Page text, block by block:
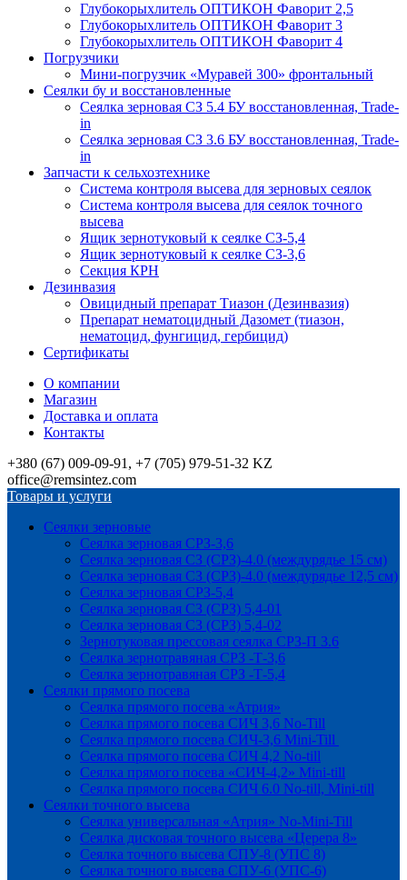
Глубокорыхлитель ОПТИКОН Фаворит 2,5
Глубокорыхлитель ОПТИКОН Фаворит 3
Глубокорыхлитель ОПТИКОН Фаворит 4
Погрузчики
Мини-погрузчик «Муравей 300» фронтальный
Сеялки бу и восстановленные
Сеялка зерновая СЗ 5.4 БУ восстановленная, Trade-
in
Сеялка зерновая СЗ 3.6 БУ восстановленная, Trade-
in
Запчасти к сельхозтехнике
Система контроля высева для зерновых сеялок
Система контроля высева для сеялок точного
высева
Ящик зернотуковый к сеялке СЗ-5,4
Ящик зернотуковый к сеялке СЗ-3,6
Секция КРН
Дезинвазия
Овицидный препарат Тиазон (Дезинвазия)
Препарат нематоцидный Дазомет (тиазон,
нематоцид, фунгицид, гербицид)
Сертификаты
О компании
Магазин
Доставка и оплата
Контакты
+380 (67) 009-09-91, +7 (705) 979-51-32 KZ
office@remsintez.com
Товары и услуги
Сеялки зерновые
Сеялка зерновая СРЗ-3,6
Сеялка зерновая СЗ (СРЗ)-4.0 (междурядье 15 см)
Сеялка зерновая СЗ (СРЗ)-4.0 (междурядье 12,5 см)
Сеялка зерновая СРЗ-5,4
Сеялка зерновая СЗ (СРЗ) 5,4-01
Сеялка зерновая СЗ (СРЗ) 5,4-02
Зернотуковая прессовая сеялка СРЗ-П 3.6
Сеялка зернотравяная СРЗ -Т-3,6
Сеялка зернотравяная СРЗ -Т-5,4
Сеялки прямого посева
Сеялка прямого посева «Атрия»
Сеялка прямого посева СИЧ 3,6 No-Till
Сеялка прямого посева СИЧ-3,6 Mini-Till
Сеялка прямого посева СИЧ 4,2 No-till
Сеялка прямого посева «СИЧ-4,2» Mini-till
Сеялка прямого посева СИЧ 6.0 No-till, Mini-till
Сеялки точного высева
Сеялка универсальная «Атрия» No-Mini-Till
Сеялка дисковая точного высева «Церера 8»
Сеялка точного высева СПУ-8 (УПС 8)
Сеялка точного высева СПУ-6 (УПС-6)